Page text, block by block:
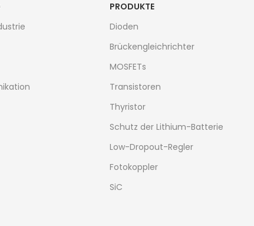
PRODUKTE
Dioden
Brückengleichrichter
MOSFETs
Transistoren
Thyristor
Schutz der Lithium-Batterie
Low-Dropout-Regler
Fotokoppler
SiC